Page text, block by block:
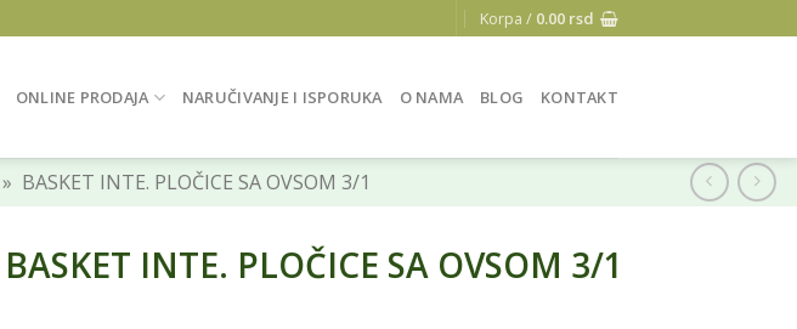
Korpa / 0.00 rsd
ONLINE PRODAJA NARUČIVANJE I ISPORUKA O NAMA BLOG KONTAKT
» BASKET INTE. PLOČICE SA OVSOM 3/1
BASKET INTE. PLOČICE SA OVSOM 3/1